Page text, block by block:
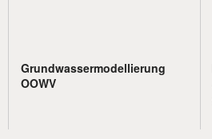
Grundwassermodellierung
OOWV